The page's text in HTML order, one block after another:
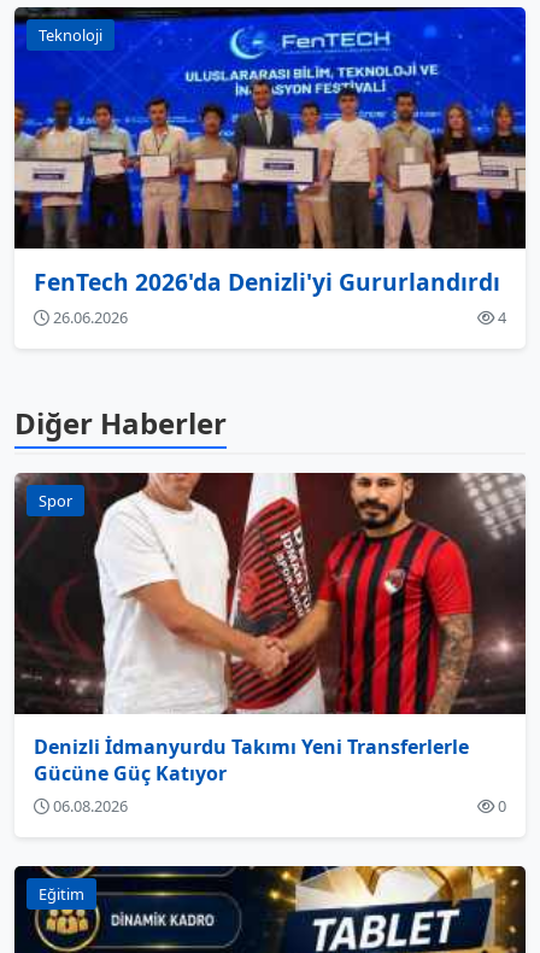
Teknoloji
FenTech 2026'da Denizli'yi Gururlandırdı
26.06.2026 4
Diğer Haberler
Spor
Denizli İdmanyurdu Takımı Yeni Transferlerle
Gücüne Güç Katıyor
06.08.2026 0
Eğitim